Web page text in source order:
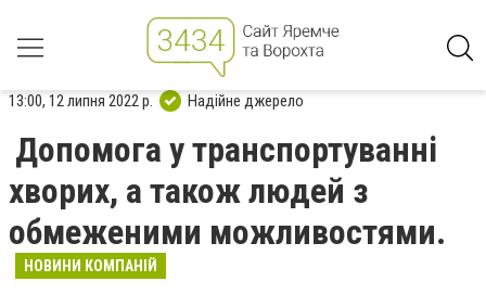
13:00, 12 липня 2022 р. Надійне джерело
Допомога у транспортуванні
хворих, а також людей з
обмеженими можливостями.
НОВИНИ КОМПАНІЙ